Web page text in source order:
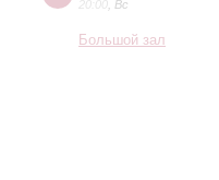
20:00 Вс
Большой зал